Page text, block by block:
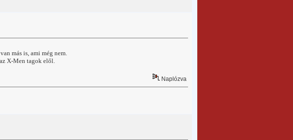
más is, ami még nem.
X-Men tagok elől.
Naplózva